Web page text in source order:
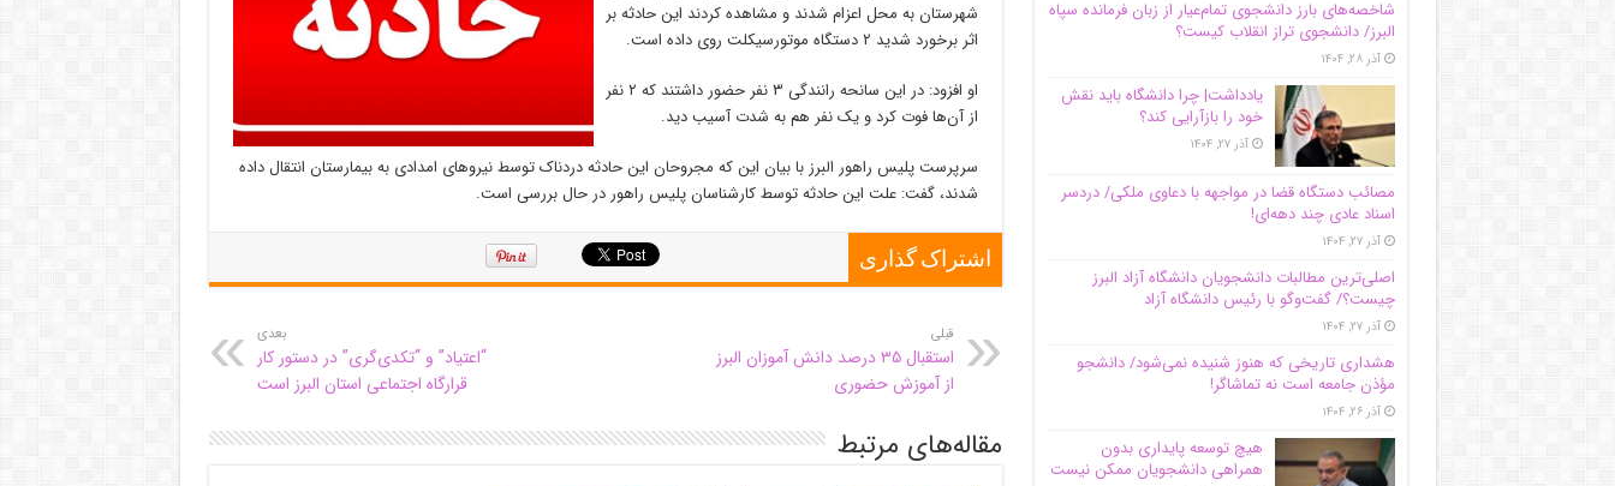
شهرستان به محل اعزام شدند و مشاهده کردند این حادثه بر
اثر برخورد شدید ۲ دستگاه موتورسیکلت روی داده است.
او افزود: در این سانحه رانندگی ۳ نفر حضور داشتند که ۲ نفر
از آن‌ها فوت کرد و یک نفر هم به شدت آسیب دید.
سرپرست پلیس راهور البرز با بیان این که مجروحان این حادثه دردناک توسط نیرو‌های امدادی به بیمارستان انتقال داده
شدند، گفت: علت این حادثه توسط کارشناسان پلیس راهور در حال بررسی است.
اشتراک گذاری
قبلی
استقبال ۳۵ درصد دانش آموزان البرز
از آموزش حضوری
بعدی
“اعتیاد” و “تکدی‌گری” در دستور کار
قرارگاه اجتماعی استان البرز است
مقاله‌های مرتبط
شاخصه‌های بارز دانشجوی تمام‌عیار از زبان فرمانده سپاه
البرز/ دانشجوی تراز انقلاب کیست؟
آذر ۲۸, ۱۴۰۴
یادداشت| چرا دانشگاه باید نقش
خود را بازآرایی کند؟
آذر ۲۷, ۱۴۰۴
مصائب دستگاه قضا در مواجهه با دعاوی ملکی/ دردسر
اسناد عادی چند‌ دهه‌ای!
آذر ۲۷, ۱۴۰۴
اصلی‌ترین مطالبات دانشجویان دانشگاه آزاد البرز
چیست؟/ گفت‌وگو با رئیس دانشگاه آز‌اد
آذر ۲۷, ۱۴۰۴
هشداری تاریخی که هنوز شنیده نمی‌شود/ دانشجو
مؤذن جامعه است نه تماشاگر!
آذر ۲۶, ۱۴۰۴
هیچ توسعه پایداری بدون
همراهی دانشجویان ممکن نیست